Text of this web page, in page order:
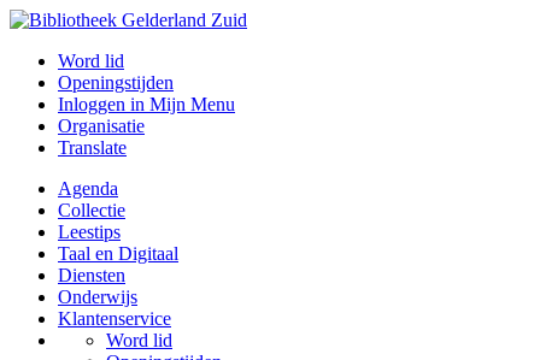
Word lid
Openingstijden
Inloggen in Mijn Menu
Organisatie
Translate
Agenda
Collectie
Leestips
Taal en Digitaal
Diensten
Onderwijs
Klantenservice
Word lid